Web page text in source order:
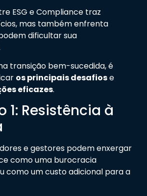
ESG e Compliance traz
mas também enfrenta
dificultar sua
transição bem-sucedida, é
os principais desafiose
eficazes.
1: Resistência à
e gestores podem enxergar
como uma burocracia
como um custo adicional para a